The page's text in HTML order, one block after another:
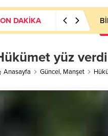
DAKİKA
yüz
Anasayfa Güncel, Manşet